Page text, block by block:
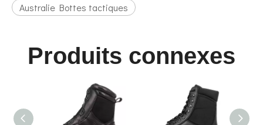
Australie Bottes tactiques
Produits connexes